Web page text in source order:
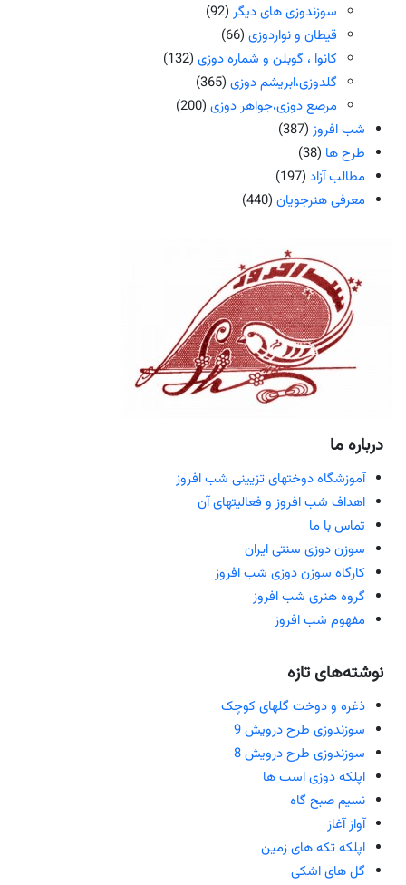
سوزندوزی های دیگر (92)
قیطان و نواردوزی (66)
کانوا ، گوبلن و شماره دوزی (132)
گلدوزی،ابریشم دوزی (365)
مرصع دوزی،جواهر دوزی (200)
شب افروز (387)
طرح ها (38)
مطالب آزاد (197)
معرفی هنرجویان (440)
درباره ما
آموزشگاه دوختهای تزیینی شب افروز
اهداف شب افروز و فعالیتهای آن
تماس با ما
سوزن دوزی سنتی ایران
کارگاه سوزن دوزی شب افروز
گروه هنری شب افروز
مفهوم شب افروز
نوشته‌های تازه
ذغره و دوخت گلهای کوچک
سوزندوزی طرح درویش 9
سوزندوزی طرح درویش 8
اپلکه دوزی اسب ها
نسیم صبح گاه
آواز آغاز
اپلکه تکه های زمین
گل های اشکی